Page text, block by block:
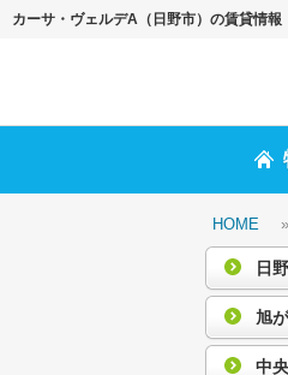
カーサ・ヴェルデA（日野市）の賃貸情報
HOME
日
旭
中